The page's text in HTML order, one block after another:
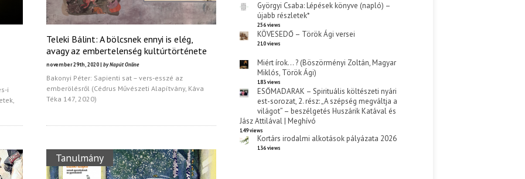
i
Teleki Bálint: A bölcsnek ennyi is elég,
avagy az embertelenség kultúrtörténete
november 29th, 2020 | by Napút Online
Bakonyi Péter: Sapienti sat – vers-esszé az
emberölésről (Cédrus Művészeti Alapítvány, Káva
Téka 147, 2020)
Tanulmány
Györgyi Csaba: Lépések könyve (napló) –
újabb részletek*
256 views
KÖVESEDŐ – Török Ági versei
210 views
Miért írok… ? (Böszörményi Zoltán, Magyar
Miklós, Török Ági)
183 views
ESŐMADARAK – Spirituális költészeti nyári
est-sorozat, 2. rész: „A szépség megváltja a
világot” – beszélgetés Huszárik Katával és
Jász Attilával | Meghívó
149 views
Kortárs irodalmi alkotások pályázata 2026
136 views